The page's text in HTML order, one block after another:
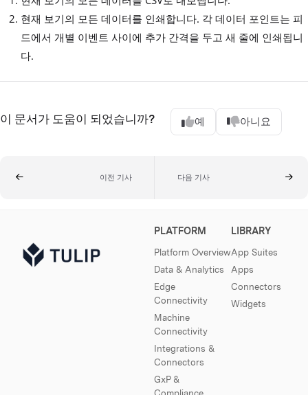
현재 보기의 모든 데이터를 인쇄합니다. 각 데이터 포인트는 피
드에서 개별 이벤트 사이에 추가 간격을 두고 새 줄에 인쇄됩니
다.
이 문서가 도움이 되었습니까? 예 아니요
이전 기사 다음 기사
PLATFORM
Platform Overview
Data & Analytics
Edge
Connectivity
Machine
Connectivity
Integrations &
Connectors
GxP &
LIBRARY
App Suites
Apps
Connectors
Widgets